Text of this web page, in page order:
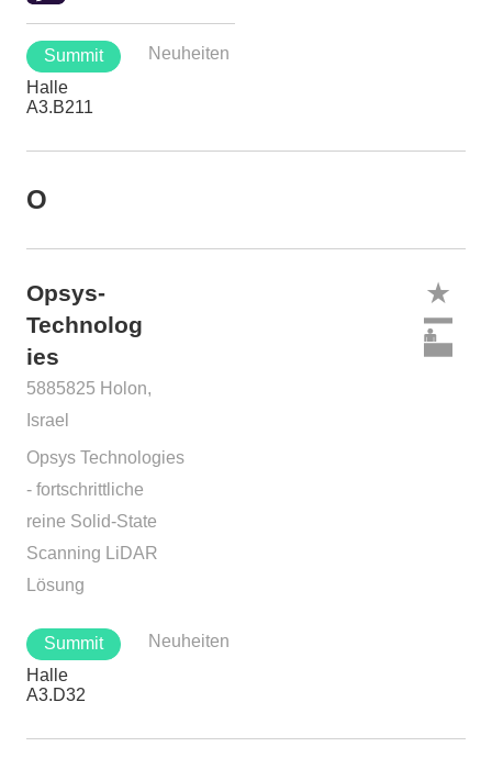
Neuheiten
Summit
Halle
A3.B211
O
Opsys-
Technolog
ies
5885825 Holon,
Israel
Opsys Technologies
- fortschrittliche
reine Solid-State
Scanning LiDAR
Lösung
Neuheiten
Summit
Halle
A3.D32